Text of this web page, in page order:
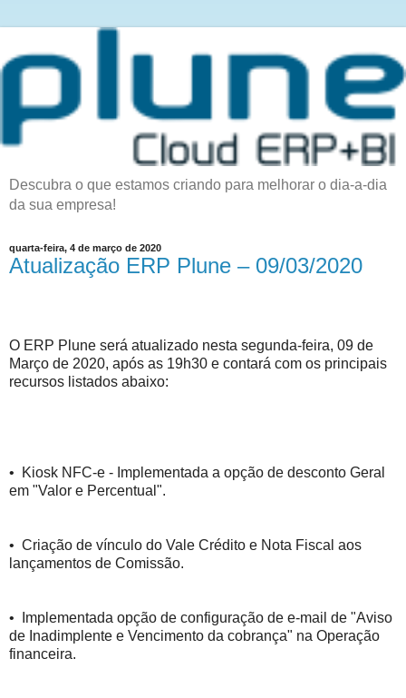
Descubra o que estamos criando para melhorar o dia-a-dia
da sua empresa!
quarta-feira, 4 de março de 2020
Atualização ERP Plune – 09/03/2020
O ERP Plune será atualizado nesta segunda-feira, 09 de
Março de 2020, após as 19h30 e contará com os principais
recursos listados abaixo:
• Kiosk NFC-e - Implementada a opção de desconto Geral
em "Valor e Percentual".
• Criação de vínculo do Vale Crédito e Nota Fiscal aos
lançamentos de Comissão.
• Implementada opção de configuração de e-mail de "Aviso
de Inadimplente e Vencimento da cobrança" na Operação
financeira.